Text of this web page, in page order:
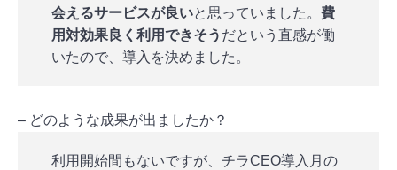
会えるサービスが良いと思っていました。 費
用対効果良く利用できそう だという直感が働
いたので、導入を決めました。
– どのような成果が出ましたか？
利用開始間もないですが、チラCEO導入月の